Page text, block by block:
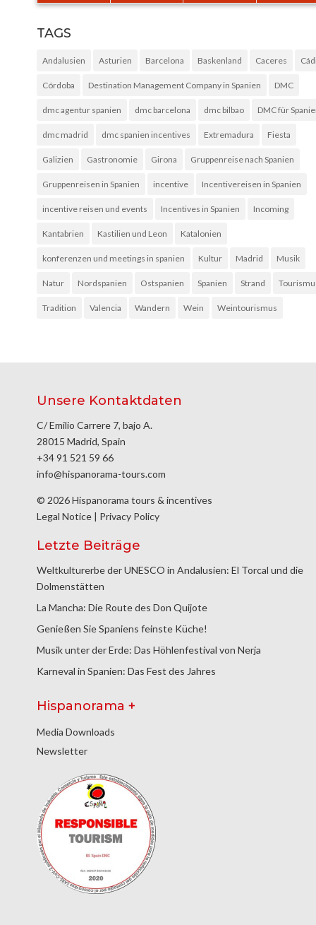
TAGS
Andalusien Asturien Barcelona Baskenland Caceres
Córdoba Destination Management Company in Spanien DMC
dmc agentur spanien dmc barcelona dmc bilbao DMC für
dmc madrid dmc spanien incentives Extremadura Fiesta
Galizien Gastronomie Girona Gruppenreise nach Spanien
Gruppenreisen in Spanien incentive Incentivereisen in Spanien
incentive reisen und events Incentives in Spanien Incoming
Kantabrien Kastilien und Leon Katalonien
konferenzen und meetings in spanien Kultur Madrid Musik
Natur Nordspanien Ostspanien Spanien Strand
Tradition Valencia Wandern Wein Weintourismus
Unsere Kontaktdaten
C/ Emilio Carrere 7, bajo A.
28015 Madrid, Spain
+34 91 521 59 66
info@hispanorama-tours.com
© 2026 Hispanorama tours & incentives
Legal Notice | Privacy Policy
Letzte Beiträge
Weltkulturerbe der UNESCO in Andalusien: El Torcal und die
Dolmenstätten
La Mancha: Die Route des Don Quijote
Genießen Sie Spaniens feinste Küche!
Musik unter der Erde: Das Höhlenfestival von Nerja
Karneval in Spanien: Das Fest des Jahres
Hispanorama +
Media Downloads
Newsletter